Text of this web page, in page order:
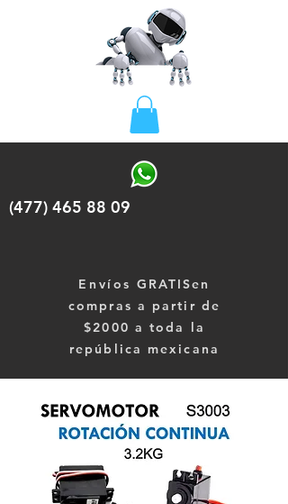
(477) 465 88 09
Envíos GRATISen
compras a partir de
$2000 a toda la
república mexicana